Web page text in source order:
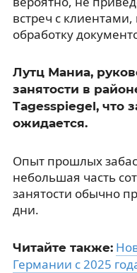
встреч с
обработку
Лутц Маниа,
занятости в
Tagesspiegel, что
ожидается.
Опыт прошлых
небольшая часть
занятости обычно
дни.
Читайте также:
Германии с 2025